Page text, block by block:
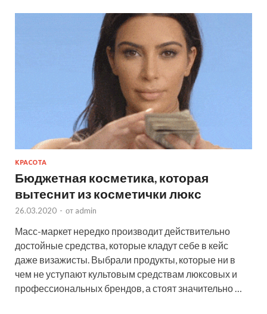
КРАСОТА
Бюджетная косметика, которая
вытеснит из косметички люкс
26.03.2020 - от admin
Масс-маркет нередко производит действительно
достойные средства, которые кладут себе в кейс
даже визажисты. Выбрали продукты, которые ни в
чем не уступают культовым средствам люксовых и
профессиональных брендов, а стоят значительно …